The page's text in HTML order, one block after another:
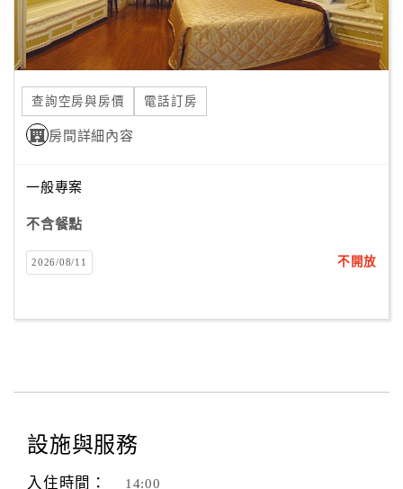
查詢空房與房價 電話訂房
房間詳細內容
一般專案
不含餐點
2026/08/11 不開放
設施與服務
入住時間： 14:00